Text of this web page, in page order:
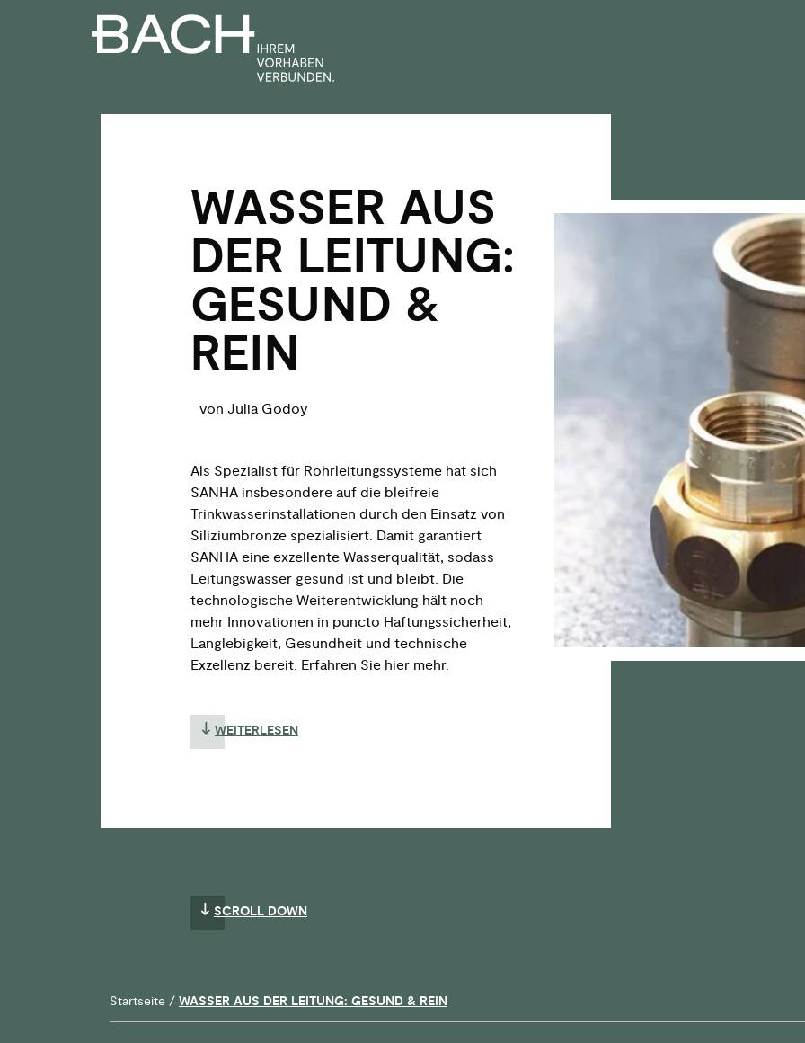
WASSER AUS
DER LEITUNG:
GESUND &
REIN
von Julia Godoy
Als Spezialist für Rohrleitungssysteme hat sich
SANHA insbesondere auf die bleifreie
Trinkwasserinstallationen durch den Einsatz von
Siliziumbronze spezialisiert. Damit garantiert
SANHA eine exzellente Wasserqualität, sodass
Leitungswasser gesund ist und bleibt. Die
technologische Weiterentwicklung hält noch
mehr Innovationen in puncto Haftungssicherheit,
Langlebigkeit, Gesundheit und technische
Exzellenz bereit. Erfahren Sie hier mehr.
WEITERLESEN
SCROLL DOWN
Startseite / WASSER AUS DER LEITUNG: GESUND & REIN